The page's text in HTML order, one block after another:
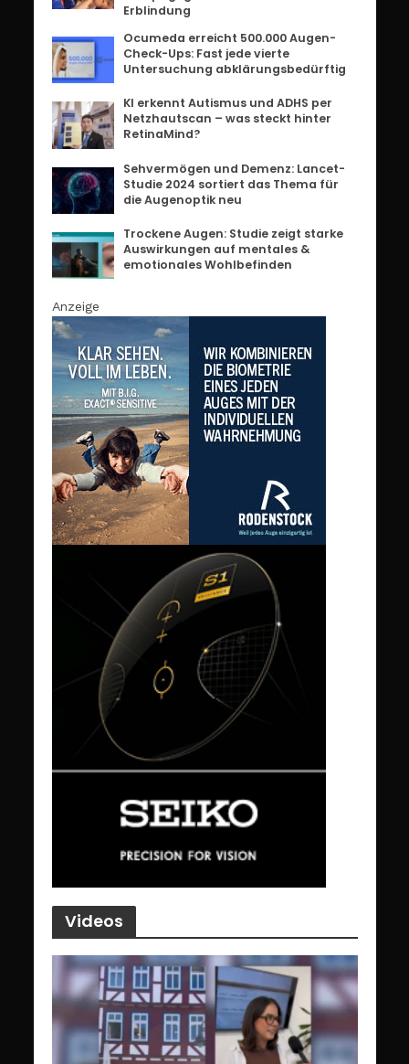
Erblindung
Ocumeda erreicht 500.000 Augen-
Check-Ups: Fast jede vierte
Untersuchung abklärungsbedürftig
KI erkennt Autismus und ADHS per
Netzhautscan – was steckt hinter
RetinaMind?
Sehvermögen und Demenz: Lancet-
Studie 2024 sortiert das Thema für
die Augenoptik neu
Trockene Augen: Studie zeigt starke
Auswirkungen auf mentales &
emotionales Wohlbefinden
Anzeige
Videos